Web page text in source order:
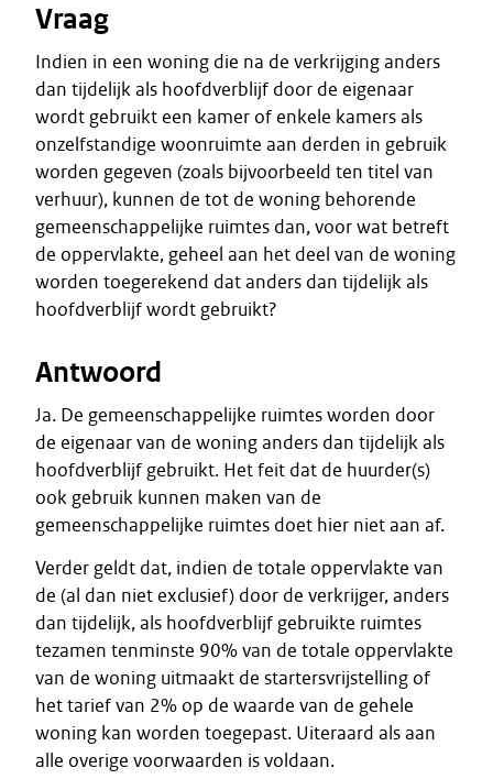
Vraag
Indien in een woning die na de verkrijging anders
dan tijdelijk als hoofdverblijf door de eigenaar
wordt gebruikt een kamer of enkele kamers als
onzelfstandige woonruimte aan derden in gebruik
worden gegeven (zoals bijvoorbeeld ten titel van
verhuur), kunnen de tot de woning behorende
gemeenschappelijke ruimtes dan, voor wat betreft
de oppervlakte, geheel aan het deel van de woning
worden toegerekend dat anders dan tijdelijk als
hoofdverblijf wordt gebruikt?
Antwoord
Ja. De gemeenschappelijke ruimtes worden door
de eigenaar van de woning anders dan tijdelijk als
hoofdverblijf gebruikt. Het feit dat de huurder(s)
ook gebruik kunnen maken van de
gemeenschappelijke ruimtes doet hier niet aan af.
Verder geldt dat, indien de totale oppervlakte van
de (al dan niet exclusief) door de verkrijger, anders
dan tijdelijk, als hoofdverblijf gebruikte ruimtes
tezamen tenminste 90% van de totale oppervlakte
van de woning uitmaakt de startersvrijstelling of
het tarief van 2% op de waarde van de gehele
woning kan worden toegepast. Uiteraard als aan
alle overige voorwaarden is voldaan.